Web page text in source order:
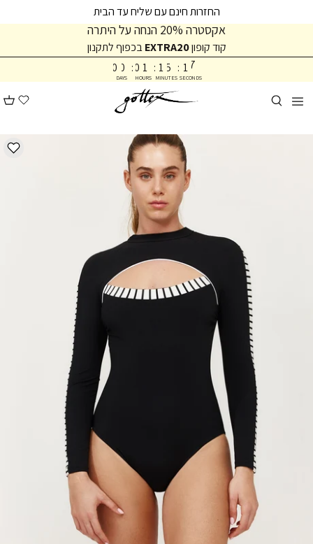
קריאה
לתפריט
העמוד
החזרות חינם עם שליח עד הבית
אקסטרה 20% הנחה על היתרה
0
0
DAYS
: 1
0
HOURS
: 5
1
MINUTES
:
6
7
1
1
SECONDS
קוד קופוןEXTRA20 בכפוף לתקנון